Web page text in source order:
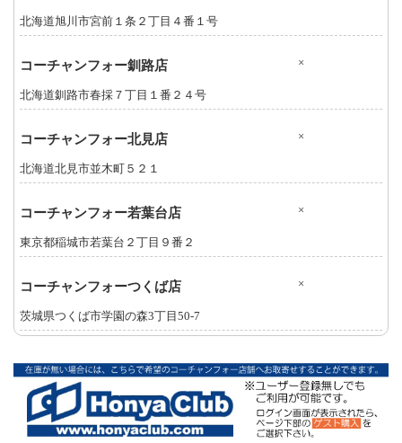
北海道旭川市宮前１条２丁目４番１号
コーチャンフォー釧路店 ×
北海道釧路市春採７丁目１番２４号
コーチャンフォー北見店 ×
北海道北見市並木町５２１
コーチャンフォー若葉台店 ×
東京都稲城市若葉台２丁目９番２
コーチャンフォーつくば店 ×
茨城県つくば市学園の森3丁目50-7